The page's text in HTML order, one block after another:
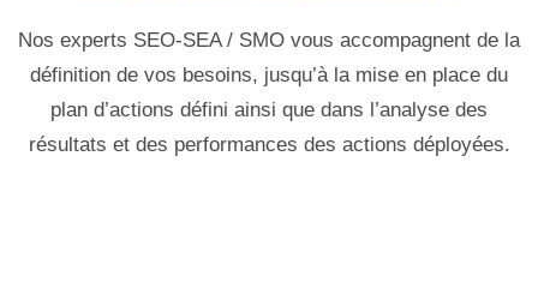
Nos experts SEO-SEA / SMO vous accompagnent de la
définition de vos besoins, jusqu’à la mise en place du
plan d’actions défini ainsi que dans l’analyse des
résultats et des performances des actions déployées.